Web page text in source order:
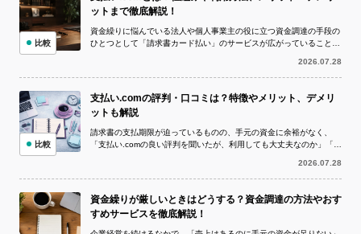
ットまで徹底解説！
資金繰りに悩んでいる法人や個人事業主の役に立つ資金調達の手段の
ひとつとして「請求書カード払い」のサービスが広がっていることを
2026.07.28
比較
支払い.comの評判・口コミは？特徴やメリット、デメリ
ットも解説
請求書の支払期限が迫っているものの、手元の資金に余裕がなく、
「支払い.comの良い評判を聞いたが、利用しても大丈夫なのか」「実
2026.07.28
比較
資金繰りが厳しいときはどうする？資金調達の方法やおす
すめサービスを徹底解説！